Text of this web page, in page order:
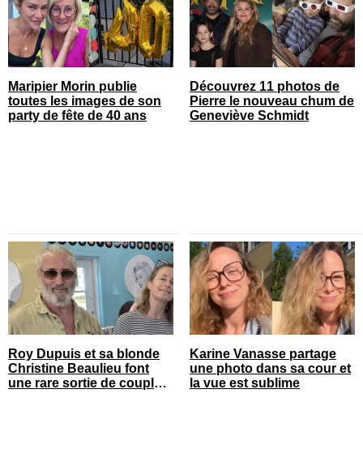
Maripier Morin publie
toutes les images de son
party de fête de 40 ans
Découvrez 11 photos de
Pierre le nouveau chum de
Geneviève Schmidt
Roy Dupuis et sa blonde
Christine Beaulieu font
une rare sortie de couple
Karine Vanasse partage
une photo dans sa cour et
la vue est sublime